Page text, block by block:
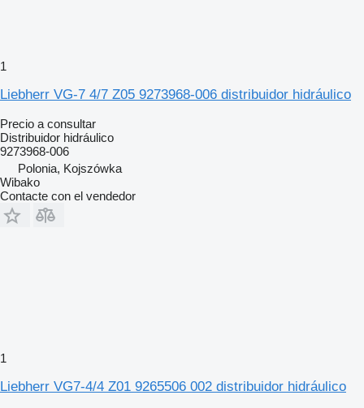
1
Liebherr VG-7 4/7 Z05 9273968-006 distribuidor hidráulico
Precio a consultar
Distribuidor hidráulico
9273968-006
Polonia, Kojszówka
Wibako
Contacte con el vendedor
1
Liebherr VG7-4/4 Z01 9265506 002 distribuidor hidráulico